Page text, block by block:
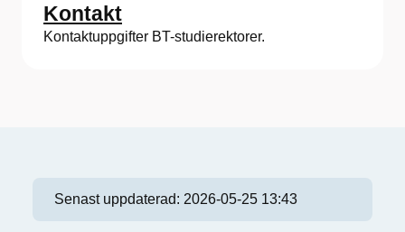
Kontakt
Kontaktuppgifter BT-studierektorer.
Senast uppdaterad: 2026-05-25 13:43